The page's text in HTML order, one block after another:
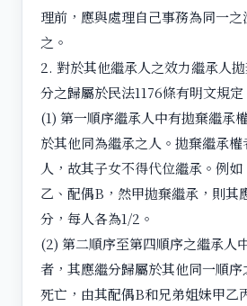
理前，應與處理自己事務為同一
之。
2. 對於其他繼承人之效力繼承人
分之歸屬於民法1176條有明文規定
(1) 第一順序繼承人中有拋棄繼承
於其他同為繼承之人。拋棄繼承
人，故其子女不得代位繼承。例如
乙、配偶B，然甲拋棄繼承，則其
分，每人各為1/2。
(2) 第二順序至第四順序之繼承人
者，其應繼分歸屬於其他同一順
死亡，由其配偶B和兄弟姐妹甲乙